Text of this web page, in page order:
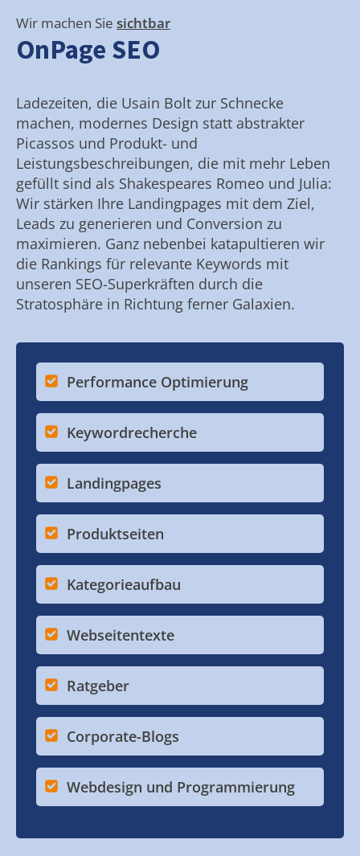
Wir machen Sie sichtbar
OnPage SEO
Ladezeiten, die Usain Bolt zur Schnecke
machen, modernes Design statt abstrakter
Picassos und Produkt- und
Leistungsbeschreibungen, die mit mehr Leben
gefüllt sind als Shakespeares Romeo und Julia:
Wir stärken Ihre Landingpages mit dem Ziel,
Leads zu generieren und Conversion zu
maximieren. Ganz nebenbei katapultieren wir
die Rankings für relevante Keywords mit
unseren SEO-Superkräften durch die
Stratosphäre in Richtung ferner Galaxien.
Performance Optimierung
Keywordrecherche
Landingpages
Produktseiten
Kategorieaufbau
Webseitentexte
Ratgeber
Corporate-Blogs
Webdesign und Programmierung